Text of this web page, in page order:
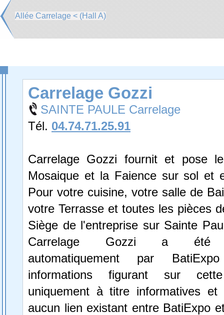
Allée Carrelage < (Hall A)
Carrelage Gozzi
SAINTE PAULE Carrelage
Tél. 04.74.71.25.91
Carrelage Gozzi fournit et pose
Mosaique et la Faience sur sol et
Pour votre cuisine, votre salle de
votre Terrasse et toutes les pièces
Siège de l'entreprise sur Sainte
Carrelage Gozzi a été
automatiquement par
informations figurant sur
uniquement à titre informatives et
aucun lien existant entre BatiExpo